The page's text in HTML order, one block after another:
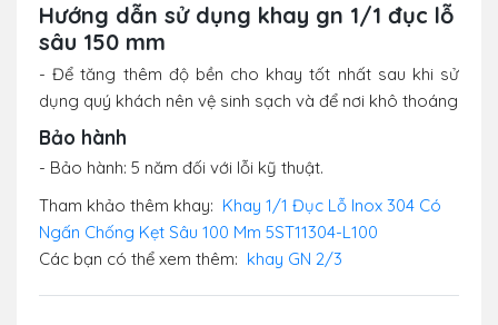
Hướng dẫn sử dụng khay gn 1/1 đục lỗ
sâu 150 mm
- Để tăng thêm độ bền cho khay tốt nhất sau khi sử
dụng quý khách nên vệ sinh sạch và để nơi khô thoáng
Bảo hành
- Bảo hành: 5 năm đối với lỗi kỹ thuật.
Tham khảo thêm khay: Khay 1/1 Đục Lỗ Inox 304 Có
Ngấn Chống Kẹt Sâu 100 Mm 5ST11304-L100
Các bạn có thể xem thêm: khay GN 2/3